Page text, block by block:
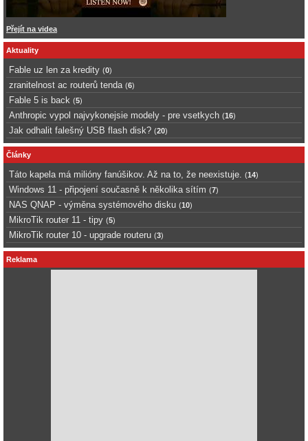
Přejít na videa
Aktuality
Fable uz len za kredity (0)
zranitelnost ac routerů tenda (6)
Fable 5 is back (5)
Anthropic vypol najvykonejsie modely - pre vsetkych (16)
Jak odhalit falešný USB flash disk? (20)
Články
Táto kapela má milióny fanúšikov. Až na to, že neexistuje. (14)
Windows 11 - připojení současně k několika sítím (7)
NAS QNAP - výměna systémového disku (10)
MikroTik router 11 - tipy (5)
MikroTik router 10 - upgrade routeru (3)
Reklama